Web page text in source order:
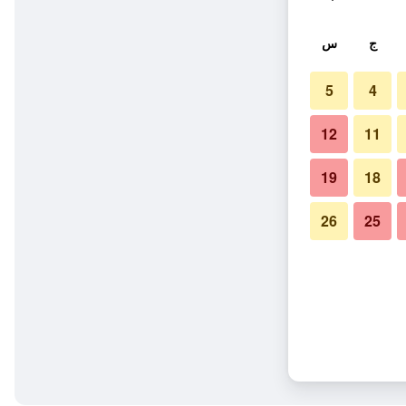
ج س
4
5
11
12
18
19
25
26